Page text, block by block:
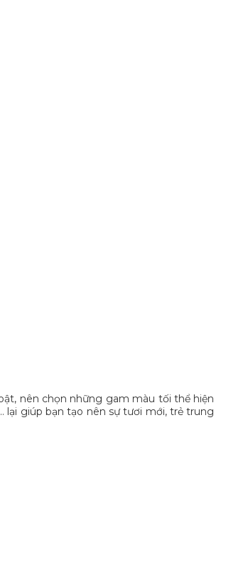
nên chọn những gam màu tối thể hiện
lại giúp bạn tạo nên sự tươi mới, trẻ trung